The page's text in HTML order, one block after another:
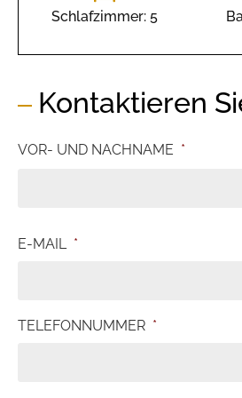
Schlafzimmer: 5
Kontaktieren
VOR- UND NACHNAME *
E-MAIL *
TELEFONNUMMER *